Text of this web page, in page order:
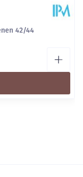
42/44